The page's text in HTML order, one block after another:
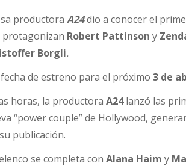
productora A24dio a conocer el
protagonizan Robert Pattinson y
Borgli.
de estreno para el próximo3 de
horas, la productoraA24lanzó las
“power couple” de Hollywood,
publicación.
se completa conAlana Haim y